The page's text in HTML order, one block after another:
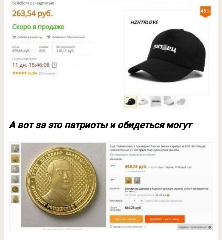
А вот за это патриоты и обидеться могут